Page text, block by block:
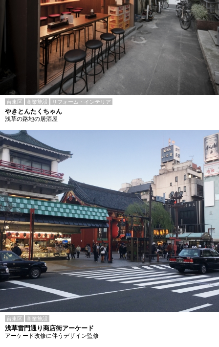
台東区 商業施設 リフォーム・インテリア
やきとんたくちゃん
浅草の路地の居酒屋
台東区 商業施設
浅草雷門通り商店街アーケード
アーケード改修に伴うデザイン監修